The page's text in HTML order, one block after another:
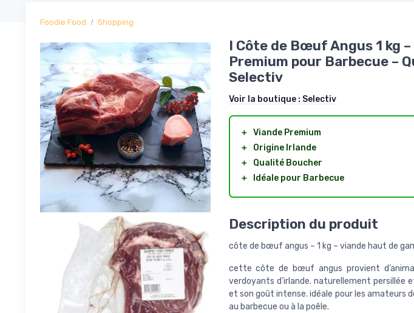
Foodie Food Shopping
I Côte de Bœuf Angus 1 kg
Premium pour Barbecue –
Selectiv
Voir la boutique : Selectiv
＋ Viande Premium
＋
Origine Irlande
＋
Qualité Boucher
＋
Idéale pour Barbecue
Description du produit
côte de bœuf angus – 1 kg – viande haut de
cette côte de bœuf angus provient
verdoyants d’irlande. naturellement
et son goût intense. idéale pour les amateurs
au barbecue ou à la poêle.